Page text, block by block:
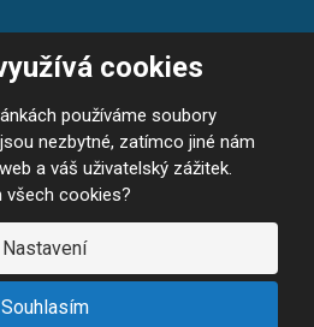
cookies
používáme soubory
nezbytné, zatímco jiné nám
a váš uživatelský zážitek.
všech cookies?
Nastavení
Souhlasím
POTŘEBY
||GDPR